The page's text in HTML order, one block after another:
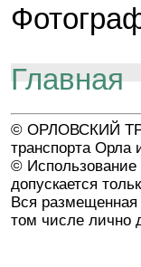
Главная
© ОРЛОВСКИЙ
транспорта Орла
©
допускается
Вся размещенная
том числе лично